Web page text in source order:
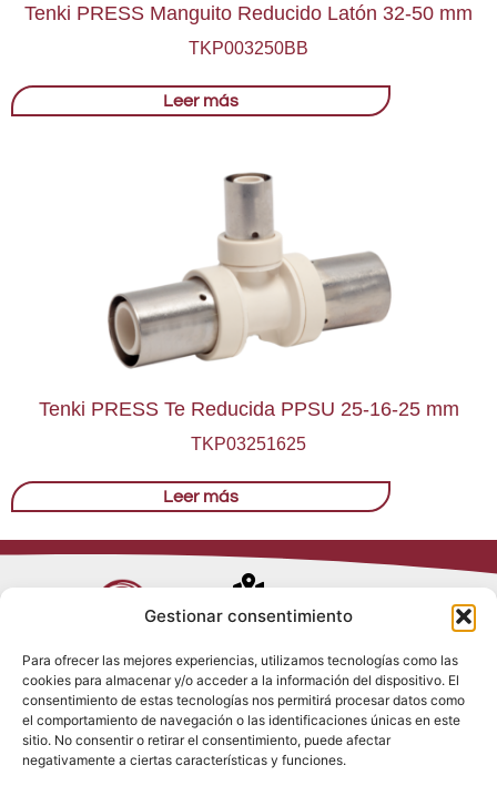
Gestionar consentimiento
Para ofrecer las mejores experiencias, utilizamos tecnologías como las
cookies para almacenar y/o acceder a la información del dispositivo. El
consentimiento de estas tecnologías nos permitirá procesar datos como
el comportamiento de navegación o las identificaciones únicas en este
sitio. No consentir o retirar el consentimiento, puede afectar
negativamente a ciertas características y funciones.
Tenki PRESS Manguito Reducido Latón 32-50 mm
TKP003250BB
Leer más
Tenki PRESS Te Reducida PPSU 25-16-25 mm
TKP03251625
Leer más
Avenida de
28017 Madrid
(España)
(+34) 910 917
Política de
Privacidad
Política de
Cookies